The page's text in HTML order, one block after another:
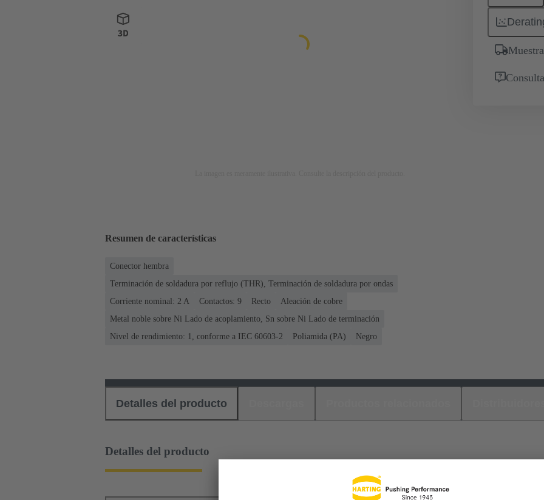
Resumen de características
Conector hembra
Terminación de soldadura por reflujo (THR), Terminación de soldadura por ondas
Corriente nominal: ‌2 A
Contactos: 9 Recto
Aleación de cobre
Metal noble sobre Ni Lado de acoplamiento, Sn sobre Ni Lado de terminación
Nivel de rendimiento: 1, conforme a IEC 60603-2
Poliamida (PA) Negro
Detalles del producto
Detalles del producto